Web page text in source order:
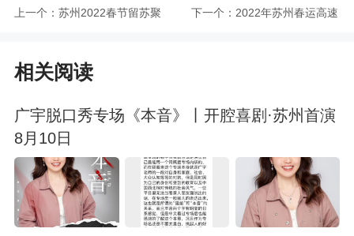
上一个： 苏州2022春节留苏聚 下一个： 2022年苏州春运高速
相关阅读
广宇脱口秀专场《本音》丨开腔喜剧·苏州首演
8月10日